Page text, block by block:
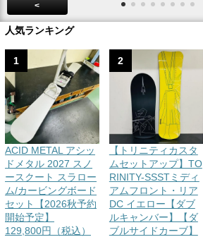
<
人気ランキング
1
ACID METAL アシッ
ドメタル 2027 スノ
ースクート スラロー
ム/カービングボード
セット【2026秋予約
開始予定】
129,800円（税込）
2
【トリニティカスタ
ムセットアップ】TO
RINITY-SSSTミディ
アムフロント・リア
DC イエロー【ダブ
ルキャンバー】【ダ
ブルサイドカーブ】